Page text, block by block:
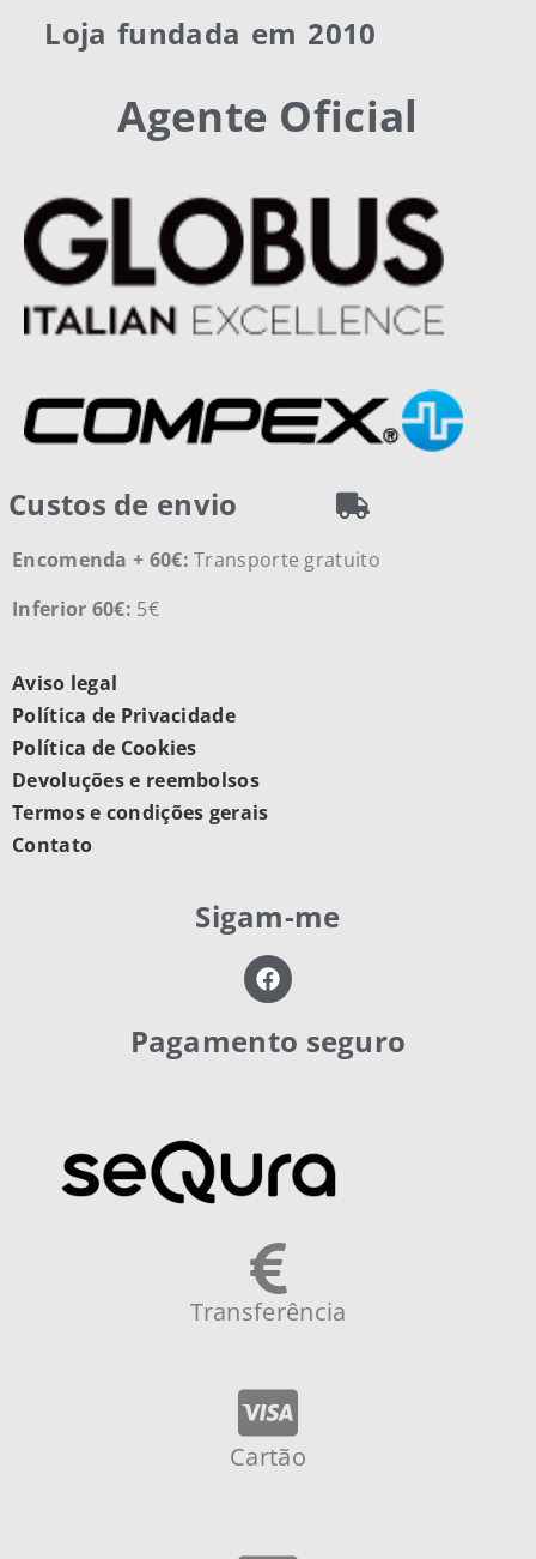
Loja fundada em 2010
Agente Oficial
Custos de envio
Encomenda + 60€:Transporte gratuito
Inferior 60€: 5€
Aviso legal
Política de Privacidade
Política de Cookies
Devoluções e reembolsos
Termos e condições gerais
Contato
Sigam-me
Pagamento seguro
Transferência
Cartão